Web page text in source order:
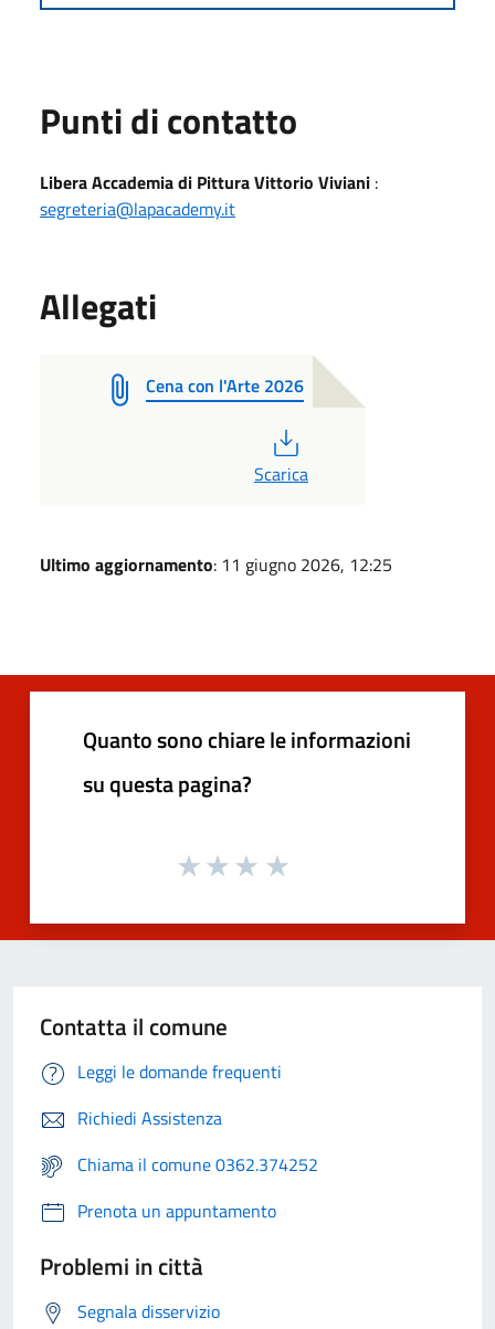
Punti di contatto
Libera Accademia di Pittura Vittorio Viviani :
segreteria@lapacademy.it
Allegati
Cena con l'Arte 2026
Scarica
Ultimo aggiornamento: 11 giugno 2026, 12:25
Quanto sono chiare le informazioni
su questa pagina?
Contatta il comune
Leggi le domande frequenti
Richiedi Assistenza
Chiama il comune 0362.374252
Prenota un appuntamento
Problemi in città
Segnala disservizio